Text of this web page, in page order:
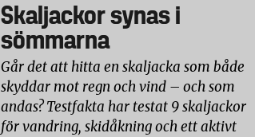
Skaljackor synas i
sömmarna
Går det att hitta en skaljacka som både
skyddar mot regn och vind – och som
andas? Testfakta har testat 9 skaljackor
för vandring, skidåkning och ett aktivt